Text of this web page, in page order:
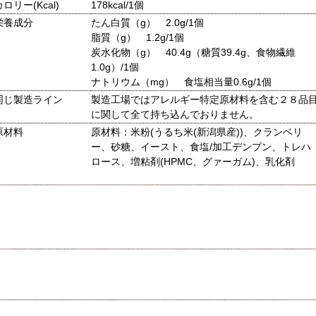
ロリー(Kcal)
178kcal/1個
養成分
たん白質（g） 2.0g/1個
脂質（g） 1.2g/1個
炭水化物（g） 40.4g（糖質39.4g、食物繊維
1.0g）/1個
ナトリウム（mg） 食塩相当量0.6g/1個
じ製造ライン
製造工場ではアレルギー特定原材料を含む２８品
に関して全て持ち込んでおりません。
材料
原材料：米粉(うるち米(新潟県産))、クランベリ
ー、砂糖、イースト、食塩/加工デンプン、トレハ
ロース、増粘剤(HPMC、グァーガム)、乳化剤